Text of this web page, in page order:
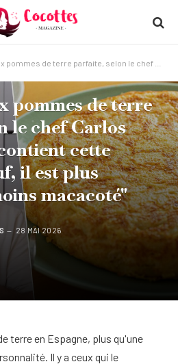
selon le chef Carlos Gómez : "S'il contient cette quantité d'œuf, il est plus crémeux et moins macacoté"
pommes de terre
le chef Carlos
cette
il est plus
macacoté"
28 MAI 2026
terre en Espagne, plus qu'une
Il y a ceux qui le